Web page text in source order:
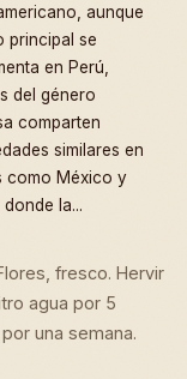
aunque
principal se
en Perú,
del género
comparten
similares en
como México y
donde la...
fresco. Hervir
agua por 5
una semana.